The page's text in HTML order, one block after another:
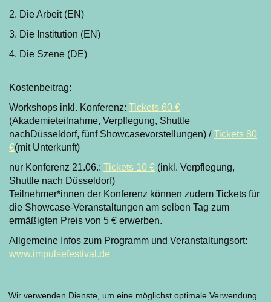
2. Die Arbeit (EN)
3. Die Institution (EN)
4. Die Szene (DE)
Kostenbeitrag:
Workshops inkl. Konferenz: Tickets 60 €
(Akademieteilnahme, Verpflegung, Shuttle
nachDüsseldorf, fünf Showcasevorstellungen) /Tickets 80
€(mit Unterkunft)
nur Konferenz 21.06.: Tickets 10 € (inkl. Verpflegung,
Shuttle nach Düsseldorf)
Teilnehmer*innen der Konferenz können zudem Tickets für
die Showcase-Veranstaltungen am selben Tag zum
ermäßigten Preis von 5 € erwerben.
Allgemeine Infos zum Programm und Veranstaltungsort:
www.impulsefestival.de
Eintrittfrei
Wir verwenden Dienste, um eine möglichst optimale Verwendung